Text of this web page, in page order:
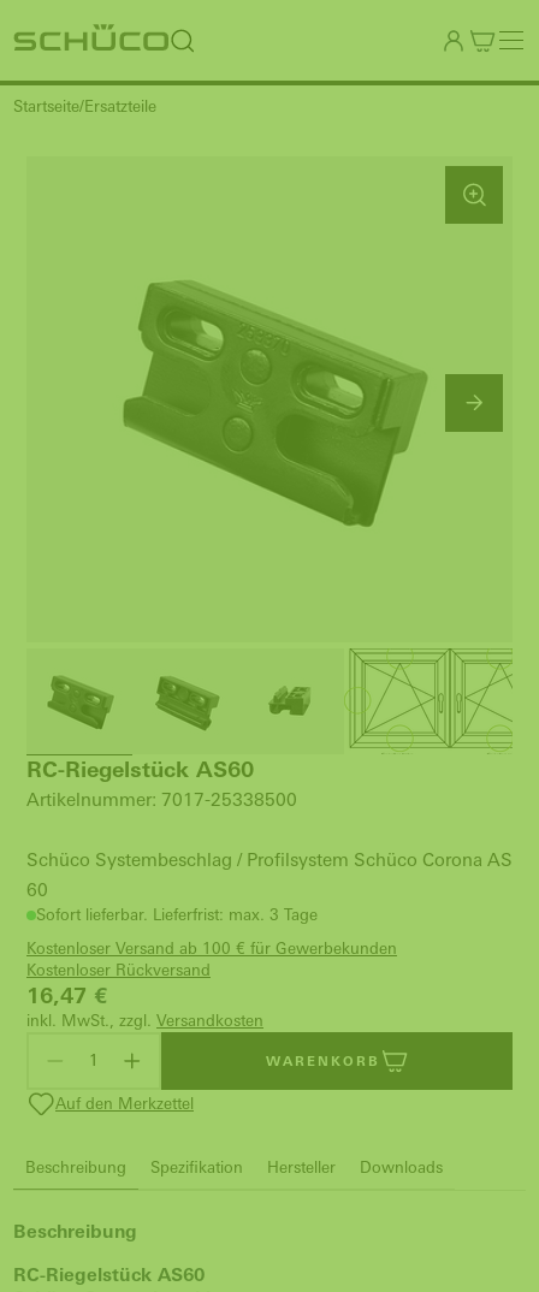
Startseite Ersatzteile
RC-Riegelstück AS60
Artikelnummer: 7017-25338500
Schüco Systembeschlag / Profilsystem Schüco Corona AS
60
Sofort lieferbar. Lieferfrist: max. 3 Tage
Kostenloser Versand ab 100 € für Gewerbekunden
Kostenloser Rückversand
16,47 €
inkl. MwSt., zzgl. Versandkosten
WARENKORB
Auf den Merkzettel
Beschreibung Spezifikation Hersteller Downloads
Beschreibung
RC-Riegelstück AS60